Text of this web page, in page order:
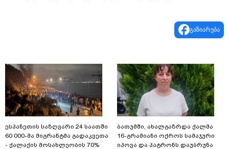
გაზიარება
ესპანეთის საზღვარი 24 საათში
60 000-მა მიგრანტმა გადაკვეთა
- ქალაქის მოსახლეობის 70%
ბათუმში, ახალგაზრდა ქალმა
16-გრამიანი ოქროს სამაჯური
იპოვა და პატრონს დაუბრუნა